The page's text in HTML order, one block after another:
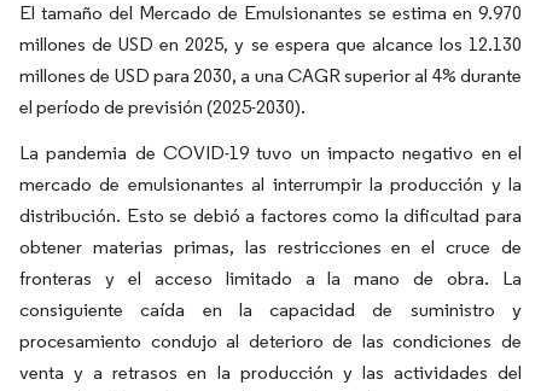
El tamaño del Mercado de Emulsionantes se estima en 9.970
millones de USD en 2025, y se espera que alcance los 12.130
millones de USD para 2030, a una CAGR superior al 4% durante
el período de previsión (2025-2030).
La pandemia de COVID-19 tuvo un impacto negativo en el
mercado de emulsionantes al interrumpir la producción y la
distribución. Esto se debió a factores como la dificultad para
obtener materias primas, las restricciones en el cruce de
fronteras y el acceso limitado a la mano de obra. La
consiguiente caída en la capacidad de suministro y
procesamiento condujo al deterioro de las condiciones de
venta y a retrasos en la producción y las actividades del